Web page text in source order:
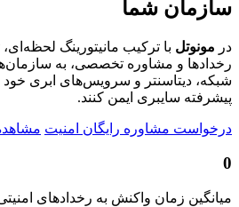
سازمان شما
در مونوتل با ترکیب مانیتورینگ
رخدادها و مشاوره تخصصی، به
شبکه، دیتاسنتر و سرویس‌های ابری خود
پیشرفته سایبری ایمن کنند.
درخواست مشاوره رایگان امنیت
0
میانگین زمان واکنش به رخدادهای